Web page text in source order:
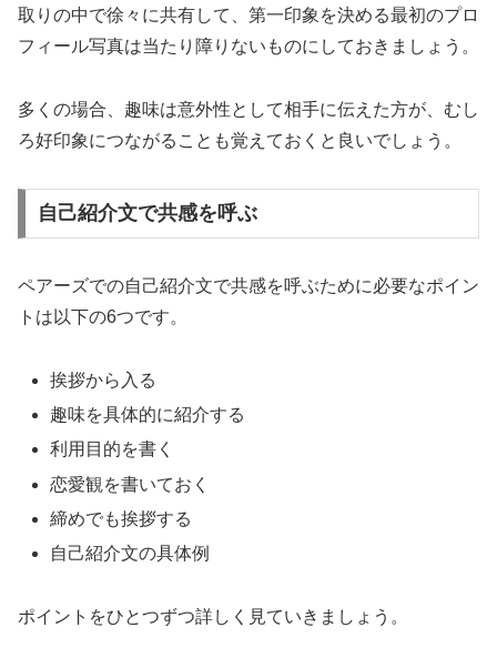
取りの中で徐々に共有して、第一印象を決める最初のプロ
フィール写真は当たり障りないものにしておきましょう。
多くの場合、趣味は意外性として相手に伝えた方が、むし
ろ好印象につながることも覚えておくと良いでしょう。
自己紹介文で共感を呼ぶ
ペアーズでの自己紹介文で共感を呼ぶために必要なポイン
トは以下の6つです。
挨拶から入る
趣味を具体的に紹介する
利用目的を書く
恋愛観を書いておく
締めでも挨拶する
自己紹介文の具体例
ポイントをひとつずつ詳しく見ていきましょう。